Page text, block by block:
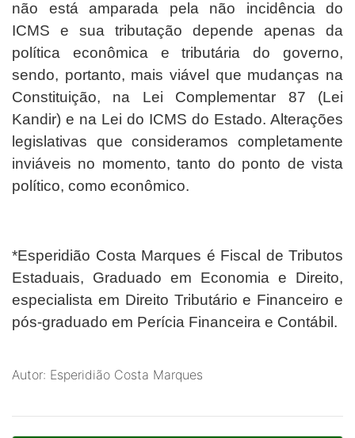
não está amparada pela não incidência do
ICMS e sua tributação depende apenas da
política econômica e tributária do governo,
sendo, portanto, mais viável que mudanças na
Constituição, na Lei Complementar 87 (Lei
Kandir) e na Lei do ICMS do Estado. Alterações
legislativas que consideramos completamente
inviáveis no momento, tanto do ponto de vista
político, como econômico.
*Esperidião Costa Marques é Fiscal de Tributos
Estaduais, Graduado em Economia e Direito,
especialista em Direito Tributário e Financeiro e
pós-graduado em Perícia Financeira e Contábil.
Autor: Esperidião Costa Marques